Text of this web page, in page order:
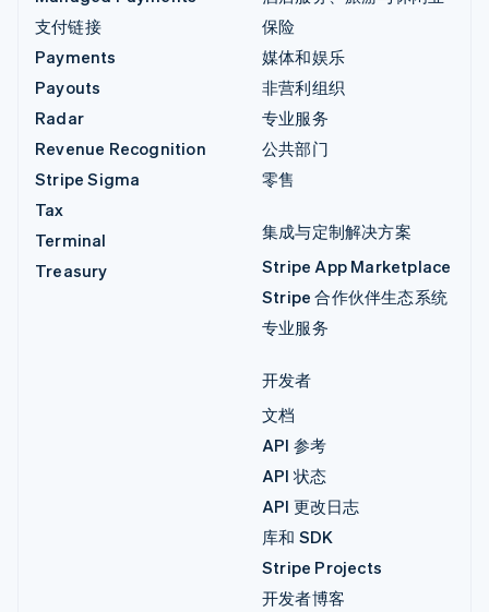
支付链接
Payments
Payouts
Radar
Revenue Recognition
Stripe Sigma
Tax
Terminal
Treasury
保险
媒体和娱乐
非营利组织
专业服务
公共部门
零售
集成与定制解决方案
Stripe App Marketplace
Stripe 合作伙伴生态系统
专业服务
开发者
文档
API 参考
API 状态
API 更改日志
库和 SDK
Stripe Projects
开发者博客